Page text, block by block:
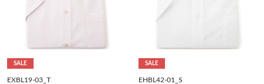
SALE
EXBL19-03_T
SALE
EHBL42-01_S